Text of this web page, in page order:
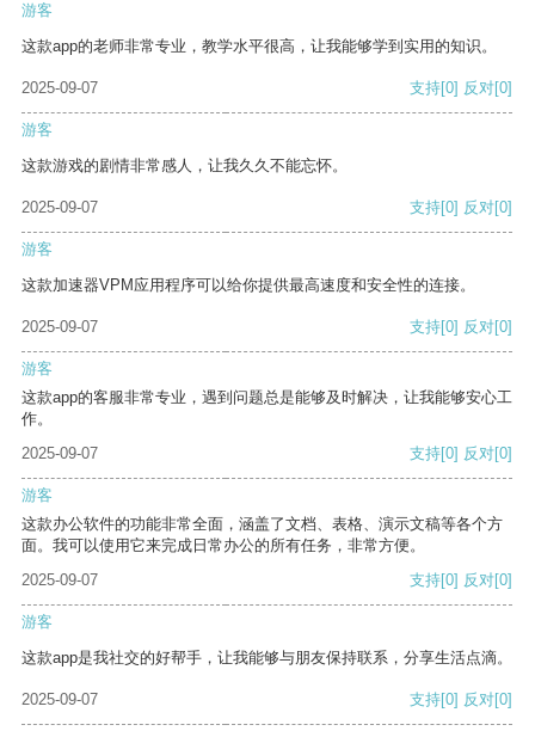
游客
这款app的老师非常专业，教学水平很高，让我能够学到实用的知识。
2025-09-07 支持[0] 反对[0]
游客
这款游戏的剧情非常感人，让我久久不能忘怀。
2025-09-07 支持[0] 反对[0]
游客
这款加速器VPM应用程序可以给你提供最高速度和安全性的连接。
2025-09-07 支持[0] 反对[0]
游客
这款app的客服非常专业，遇到问题总是能够及时解决，让我能够安心工
作。
2025-09-07
支持[0] 反对[0]
游客
这款办公软件的功能非常全面，涵盖了文档、表格、演示文稿等各个方
面。我可以使用它来完成日常办公的所有任务，非常方便。
2025-09-07
支持[0] 反对[0]
游客
这款app是我社交的好帮手，让我能够与朋友保持联系，分享生活点滴。
2025-09-07 支持[0] 反对[0]